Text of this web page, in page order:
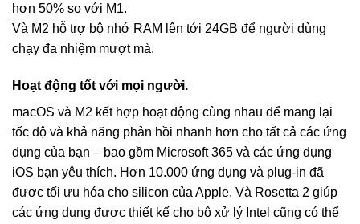
hơn 50% so với M1.
Và M2 hỗ trợ bộ nhớ RAM lên tới 24GB để người dùng
chạy đa nhiệm mượt mà.
Hoạt động tốt với mọi người.
macOS và M2 kết hợp hoạt động cùng nhau để mang lại
tốc độ và khả năng phản hồi nhanh hơn cho tất cả các ứng
dụng của bạn – bao gồm Microsoft 365 và các ứng dụng
iOS bạn yêu thích. Hơn 10.000 ứng dụng và plug-in đã
được tối ưu hóa cho silicon của Apple. Và Rosetta 2 giúp
các ứng dụng được thiết kế cho bộ xử lý Intel cũng có thể